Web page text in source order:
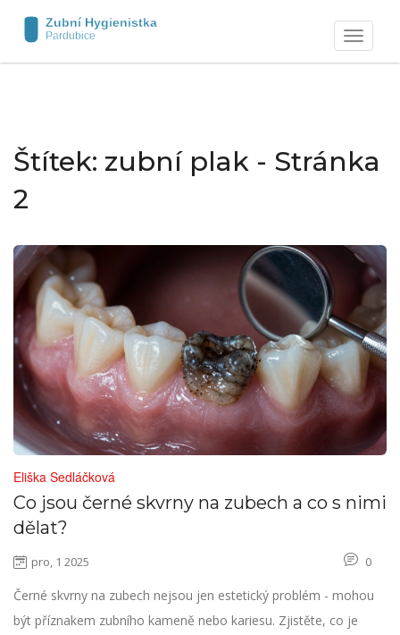
Zobrazit
navigaci
Štítek: zubní plak - Stránka
2
Eliška Sedláčková
Co jsou černé skvrny na zubech a co s nimi
dělat?
pro, 1 2025 0
Černé skvrny na zubech nejsou jen estetický problém - mohou
být příznakem zubního kameně nebo kariesu. Zjistěte, co je